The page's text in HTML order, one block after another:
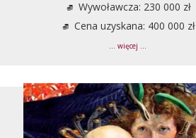
Wywoławcza: 230 000 zł
Cena uzyskana: 400 000 zł
... więcej ...